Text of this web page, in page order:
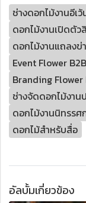
ช่างดอกไม้งานอีเ
ดอกไม้งานเปิดตัว
ดอกไม้งานแถลงข่
Event Flower B2B
Branding Flower
ช่างจัดดอกไม้งาน
ดอกไม้งานนิทรรศ
ดอกไม้สำหรับสื่อ
อัลบั้มเกี่ยวข้อง